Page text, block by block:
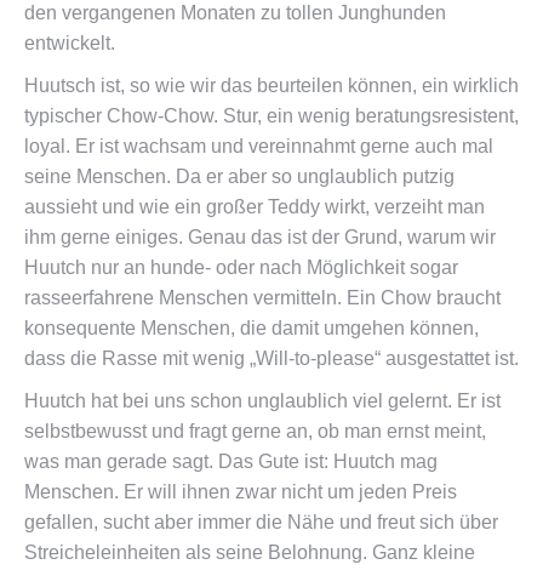
den vergangenen Monaten zu tollen Junghunden
entwickelt.
Huutsch ist, so wie wir das beurteilen können, ein wirklich
typischer Chow-Chow. Stur, ein wenig beratungsresistent,
loyal. Er ist wachsam und vereinnahmt gerne auch mal
seine Menschen. Da er aber so unglaublich putzig
aussieht und wie ein großer Teddy wirkt, verzeiht man
ihm gerne einiges. Genau das ist der Grund, warum wir
Huutch nur an hunde- oder nach Möglichkeit sogar
rasseerfahrene Menschen vermitteln. Ein Chow braucht
konsequente Menschen, die damit umgehen können,
dass die Rasse mit wenig „Will-to-please“ ausgestattet ist.
Huutch hat bei uns schon unglaublich viel gelernt. Er ist
selbstbewusst und fragt gerne an, ob man ernst meint,
was man gerade sagt. Das Gute ist: Huutch mag
Menschen. Er will ihnen zwar nicht um jeden Preis
gefallen, sucht aber immer die Nähe und freut sich über
Streicheleinheiten als seine Belohnung. Ganz kleine